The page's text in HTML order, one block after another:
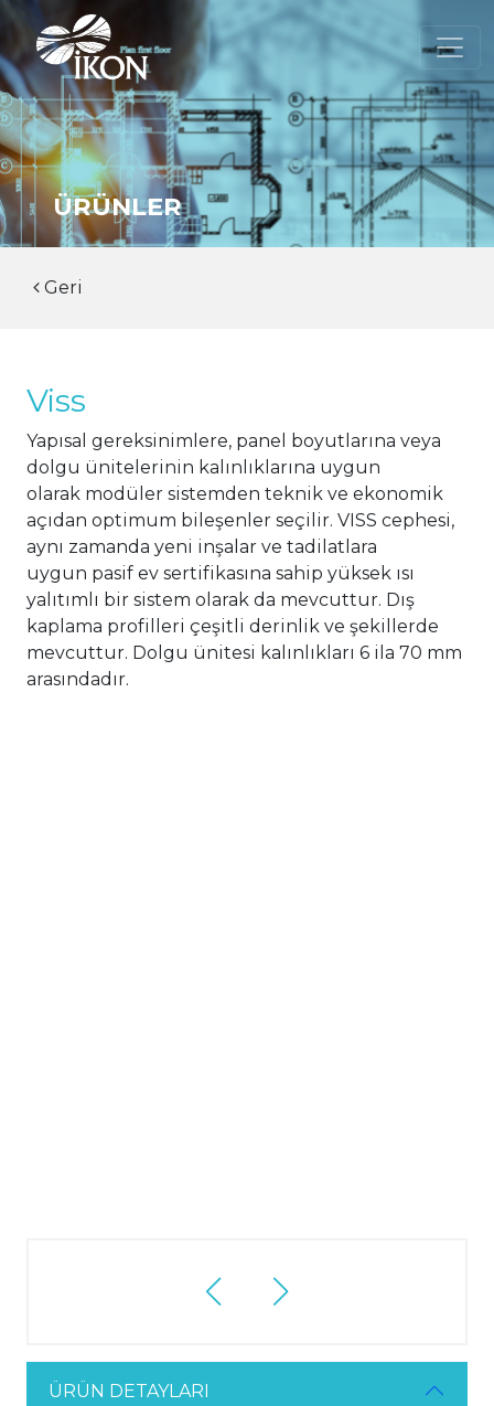
ÜRÜNLER
Geri
Viss
Yapısal gereksinimlere, panel boyutlarına veya
dolgu ünitelerinin kalınlıklarına uygun
olarak modüler sistemden teknik ve ekonomik
açıdan optimum bileşenler seçilir. VISS cephesi,
aynı zamanda yeni inşalar ve tadilatlara
uygun pasif ev sertifikasına sahip yüksek ısı
yalıtımlı bir sistem olarak da mevcuttur. Dış
kaplama profilleri çeşitli derinlik ve şekillerde
mevcuttur. Dolgu ünitesi kalınlıkları 6 ila 70 mm
arasındadır.
ÜRÜN DETAYLARI